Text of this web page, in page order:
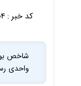
کد خبر :
واحدی